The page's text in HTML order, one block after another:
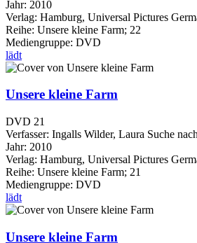
Jahr: 2010
Verlag: Hamburg, Universal Pictures
Reihe: Unsere kleine Farm; 22
Mediengruppe: DVD
lädt
Unsere kleine Farm
DVD 21
Verfasser: Ingalls Wilder, Laura Suche
Jahr: 2010
Verlag: Hamburg, Universal Pictures
Reihe: Unsere kleine Farm; 21
Mediengruppe: DVD
lädt
Unsere kleine Farm